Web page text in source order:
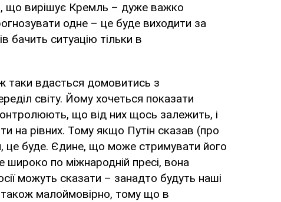
що вирішує Кремль – дуже важко
одне – це буде виходити за
бачить ситуацію тільки в
таки вдасться домовитись з
світу. Йому хочеться показати
що від них щось залежить, і
на рівних. Тому якщо Путін сказав (про
це буде. Єдине, що може стримувати його
широко по міжнародній пресі, вона
можуть сказати – занадто будуть наші
також малоймовірно, тому що в